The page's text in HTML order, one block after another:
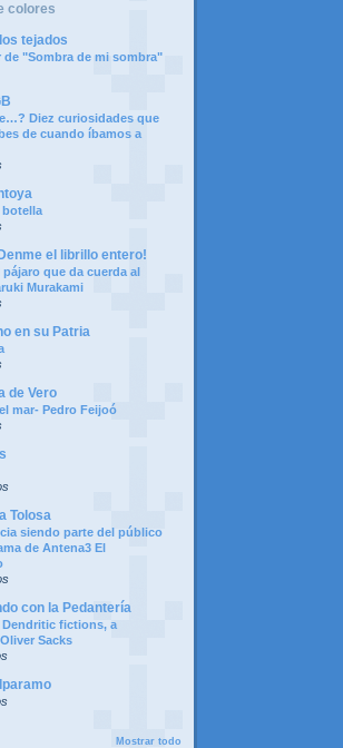
colores
tejados
de "Sombra de mi sombra"
Diez curiosidades que
de cuando íbamos a
botella
el librillo entero!
que da cuerda al
Murakami
en su Patria
de Vero
mar- Pedro Feijoó
Tolosa
siendo parte del público
de Antena3 El
con la Pedantería
Dendritic fictions, a
Sacks
Mostrar todo